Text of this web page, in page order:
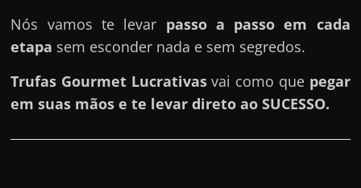
e
t
?
M
s
Nós vamos te levar passo a passo em cada
etapa sem esconder nada e sem segredos.
Trufas Gourmet Lucrativasvai como que pegar
em suas mãos e te levar direto ao SUCESSO.